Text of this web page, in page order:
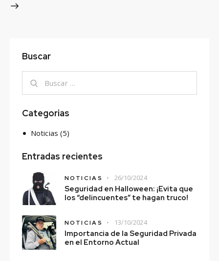
Buscar
Categorias
Noticias (5)
Entradas recientes
NOTICIAS 26/10/2024
Seguridad en Halloween: ¡Evita que
los “delincuentes” te hagan truco!
NOTICIAS 13/10/2024
Importancia de la Seguridad Privada
en el Entorno Actual